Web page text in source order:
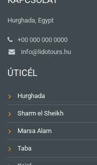
Hurghada, Egypt
+00 000 000 0000
info@lidotours.hu
ÚTICÉL
Hurghada
Sharm el Sheikh
Marsa Alam
Taba